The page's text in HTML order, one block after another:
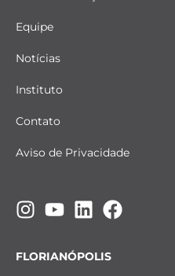
Equipe
Notícias
Instituto
Contato
Aviso de Privacidade
FLORIANÓPOLIS